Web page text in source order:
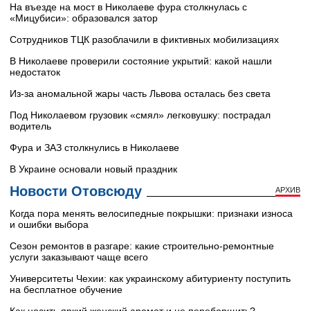
На въезде на мост в Николаеве фура столкнулась с
«Мицубиси»: образовался затор
Сотрудников ТЦК разоблачили в фиктивных мобилизациях
В Николаеве проверили состояние укрытий: какой нашли
недостаток
Из-за аномальной жары часть Львова осталась без света
Под Николаевом грузовик «смял» легковушку: пострадал
водитель
Фура и ЗАЗ столкнулись в Николаеве
В Украине основали новый праздник
Новости Отовсюду АРХИВ
Когда пора менять велосипедные покрышки: признаки износа
и ошибки выбора
Сезон ремонтов в разгаре: какие строительно-ремонтные
услуги заказывают чаще всего
Университеты Чехии: как украинскому абитуриенту поступить
на бесплатное обучение